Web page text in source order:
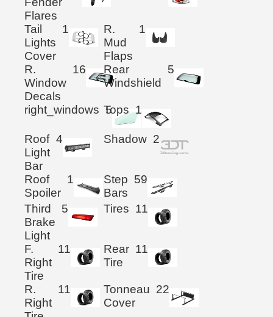
Flares
Tail
Lights
Cover
1
R.
Mud
Flaps
1
R.
Window
Decals
16
Rear
Windshield
5
right_windows 5
Tops 1
Roof
Light
Bar
4 Shadow 2
Roof
Spoiler
1
Step
Bars
59
Third
Brake
Light
5 Tires 11
F.
Right
Tire
11
Rear
Tire
11
R.
Right
11
Tonneau
Cover
22